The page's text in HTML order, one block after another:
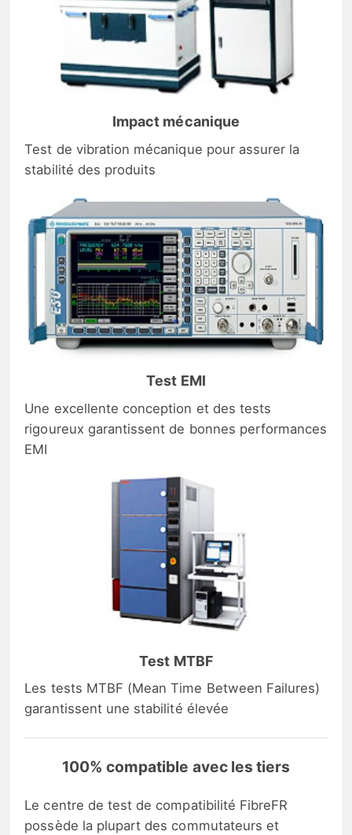
Impact mécanique
Test de vibration mécanique pour assurer la
stabilité des produits
Test EMI
Une excellente conception et des tests
rigoureux garantissent de bonnes performances
EMI
Test MTBF
Les tests MTBF (Mean Time Between Failures)
garantissent une stabilité élevée
100% compatible avec les tiers
Le centre de test de compatibilité FibreFR
possède la plupart des commutateurs et